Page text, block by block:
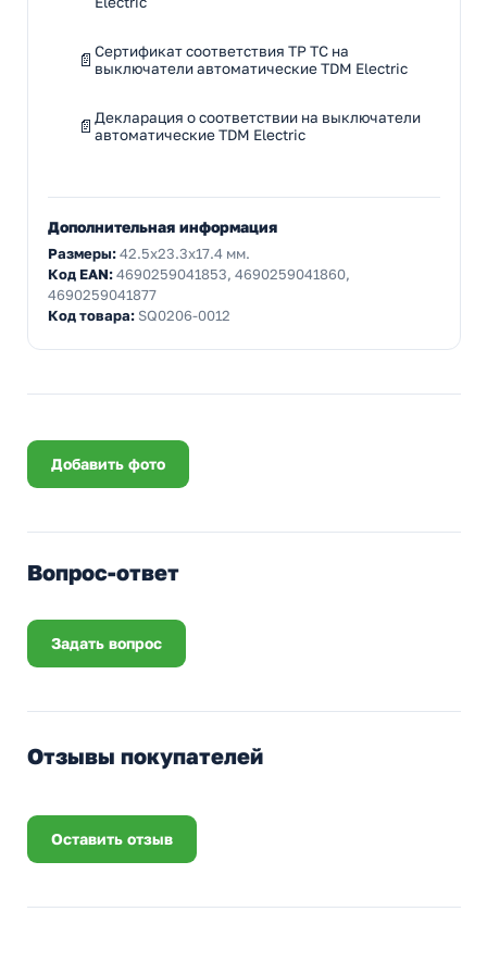
Сертификат соответствия ТР ТС на
выключатели автоматические TDM Electric
Декларация о соответствии на выключатели
автоматические TDM Electric
Дополнительная информация
Размеры:42.5x23.3x17.4 мм.
Код EAN:4690259041853, 4690259041860,
4690259041877
Код товара: SQ0206-0012
Добавить фото
Вопрос-ответ
Задать вопрос
Отзывы покупателей
Оставить отзыв